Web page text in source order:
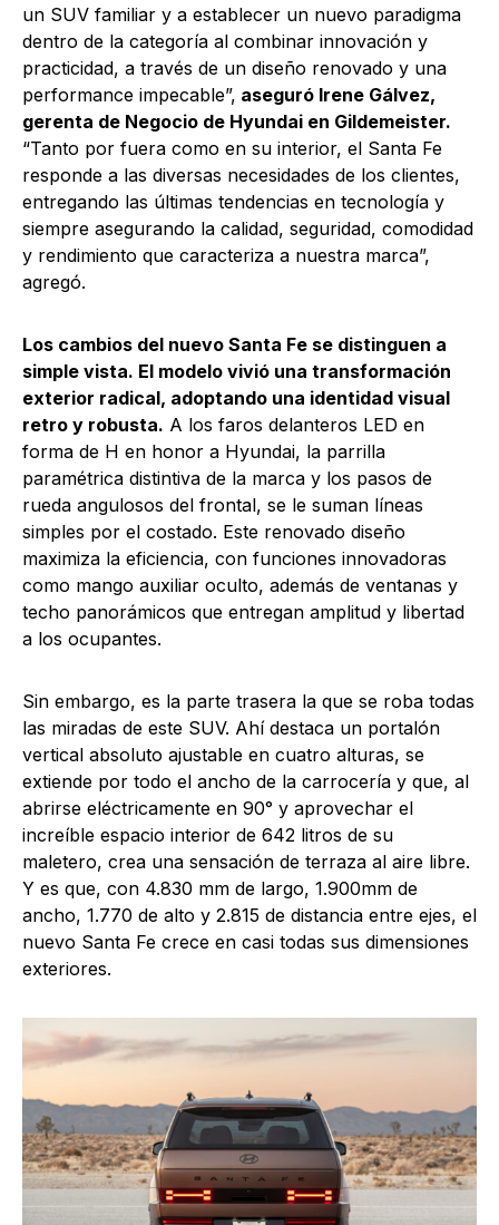
un SUV familiar y a establecer un nuevo paradigma
dentro de la categoría al combinar innovación y
practicidad, a través de un diseño renovado y una
performance impecable”, aseguró Irene Gálvez,
gerenta de Negocio de Hyundai en Gildemeister.
“Tanto por fuera como en su interior, el Santa Fe
responde a las diversas necesidades de los clientes,
entregando las últimas tendencias en tecnología y
siempre asegurando la calidad, seguridad, comodidad
y rendimiento que caracteriza a nuestra marca”,
agregó.
Los cambios del nuevo Santa Fe se distinguen a
simple vista. El modelo vivió una transformación
exterior radical, adoptando una identidad visual
retro y robusta. A los faros delanteros LED en
forma de H en honor a Hyundai, la parrilla
paramétrica distintiva de la marca y los pasos de
rueda angulosos del frontal, se le suman líneas
simples por el costado. Este renovado diseño
maximiza la eficiencia, con funciones innovadoras
como mango auxiliar oculto, además de ventanas y
techo panorámicos que entregan amplitud y libertad
a los ocupantes.
Sin embargo, es la parte trasera la que se roba todas
las miradas de este SUV. Ahí destaca un portalón
vertical absoluto ajustable en cuatro alturas, se
extiende por todo el ancho de la carrocería y que, al
abrirse eléctricamente en 90° y aprovechar el
increíble espacio interior de 642 litros de su
maletero, crea una sensación de terraza al aire libre.
Y es que, con 4.830 mm de largo, 1.900mm de
ancho, 1.770 de alto y 2.815 de distancia entre ejes, el
nuevo Santa Fe crece en casi todas sus dimensiones
exteriores.